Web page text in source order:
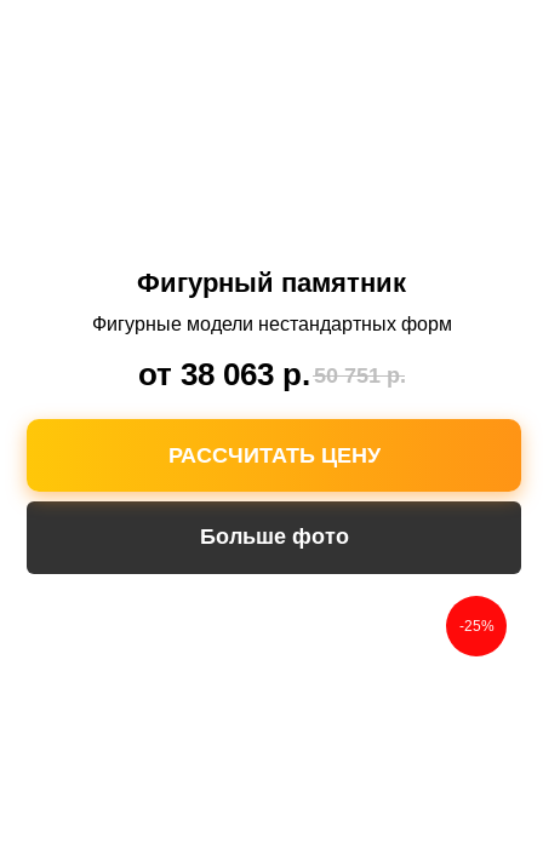
Фигурный памятник
Фигурные модели нестандартных форм
от 38 063 р.50 751 р.
РАССЧИТАТЬ ЦЕНУ
Больше фото
-25%